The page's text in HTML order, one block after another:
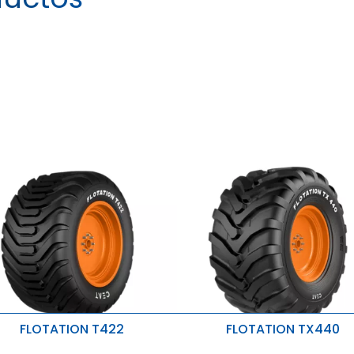
FLOTATION T422 FLOTATION TX440